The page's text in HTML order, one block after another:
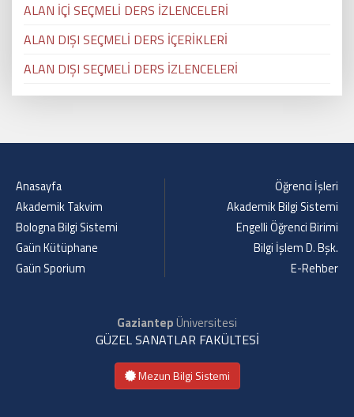
ALAN İÇİ SEÇMELİ DERS İZLENCELERİ
ALAN DIŞI SEÇMELİ DERS İÇERİKLERİ
ALAN DIŞI SEÇMELİ DERS İZLENCELERİ
Anasayfa
Akademik Takvim
Bologna Bilgi Sistemi
Gaün Kütüphane
Gaün Sporium
Öğrenci İşleri
Akademik Bilgi Sistemi
Engelli Öğrenci Birimi
Bilgi İşlem D. Bşk.
E-Rehber
GaziantepÜniversitesi
GÜZEL SANATLAR FAKÜLTESİ
Mezun Bilgi Sistemi